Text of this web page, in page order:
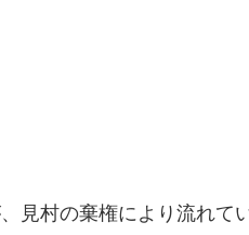
見村の棄権により流れてい